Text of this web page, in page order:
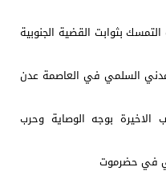
بثوابت القضية الجنوبية
السلمي في العاصمة عدن
الاخيرة بوجه الوصاية وحرب
في حضرموت